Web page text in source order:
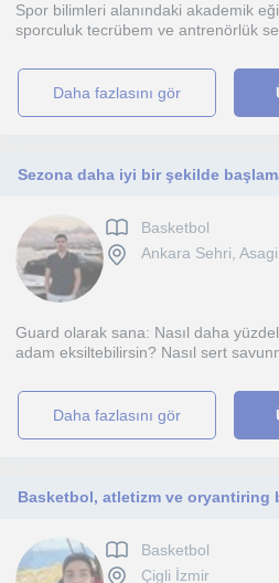
Spor bilimleri alanındaki akademik
sporculuk tecrübem ve antrenörlük
daha fazlasını gör
Basketbol
Ankara Sehri,
Guard olarak sana: Nasıl daha
adam eksiltebilirsin? Nasıl sert
daha fazlasını gör
Basketbol
Çigli İzmir